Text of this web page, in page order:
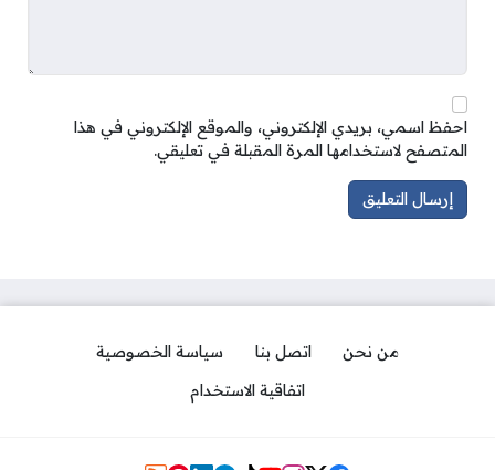
احفظ اسمي، بريدي الإلكتروني، والموقع الإلكتروني في هذا
المتصفح لاستخدامها المرة المقبلة في تعليقي.
من نحن اتصل بنا
سياسة الخصوصية
اتفاقية الاستخدام